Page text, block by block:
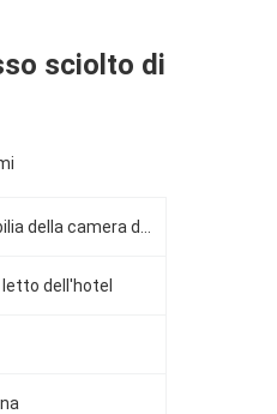
sciolto di
dell'hotel